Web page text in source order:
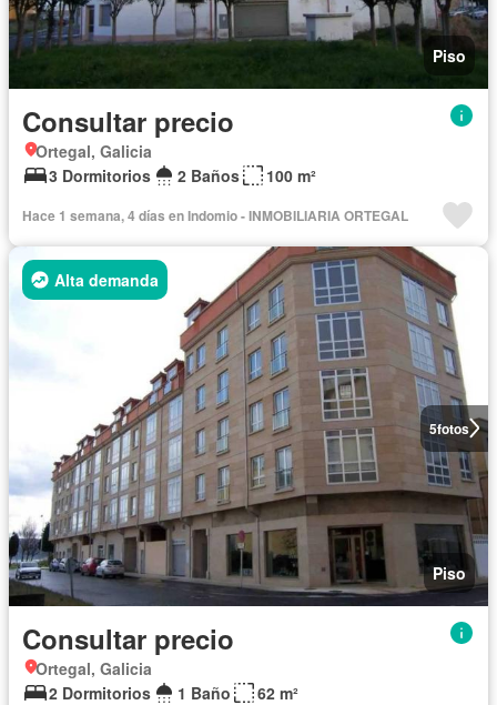
Piso
Consultar precio
Ortegal, Galicia
3 Dormitorios
2 Baños 100 m²
Hace 1 semana, 4 días en Indomio - INMOBILIARIA ORTEGAL
5fotos
Alta demanda
Piso
Consultar precio
Ortegal, Galicia
2 Dormitorios
1 Baño 62 m²